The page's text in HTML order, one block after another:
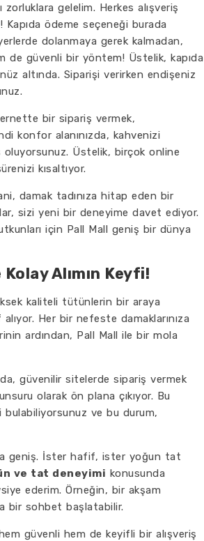
zorluklara gelelim. Herkes alışveriş
ödeme seçeneği burada
dolanmaya gerek kalmadan,
de güvenli bir yöntem! Üstelik, kapıda
altında. Siparişi verirken endişeniz
bir sipariş vermek,
konfor alanınızda, kahvenizi
Üstelik, birçok online
kısaltıyor.
damak tadınıza hitap eden bir
sizi yeni bir deneyime davet ediyor.
için Pall Mall geniş bir dünya
Alımın Keyfi!
kaliteli tütünlerin bir araya
Her bir nefeste damaklarınıza
ardından, Pall Mall ile bir mola
güvenilir sitelerde sipariş vermek
olarak ön plana çıkıyor. Bu
ve bu durum,
geniş. İster hafif, ister yoğun tat
ve tat deneyimi konusunda
ederim. Örneğin, bir akşam
bir sohbet başlatabilir.
güvenli hem de keyifli bir alışveriş